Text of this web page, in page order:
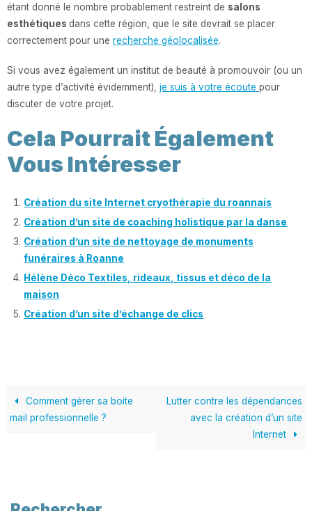
étant donné le nombre probablement restreint de salons
esthétiques dans cette région, que le site devrait se placer
correctement pour une recherche géolocalisée.
Si vous avez également un institut de beauté à promouvoir (ou un
autre type d’activité évidemment), je suis à votre écoute pour
discuter de votre projet.
Cela Pourrait Également
Vous Intéresser
Création du site Internet cryothérapie du roannais
Création d’un site de coaching holistique par la danse
Création d’un site de nettoyage de monuments
funéraires à Roanne
Hélène Déco Textiles, rideaux, tissus et déco de la
maison
Création d’un site d’échange de clics
Comment gérer sa boite
mail professionnelle ?
Lutter contre les dépendances
avec la création d’un site
Internet